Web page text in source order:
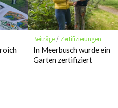
Beiträge/ Zertifizierungen
In Meerbusch wurde ein
Garten zertifiziert